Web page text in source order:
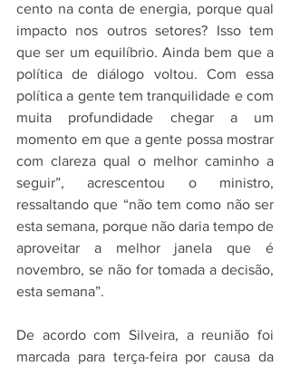
cento na conta de energia, porque qual
impacto nos outros setores? Isso tem
que ser um equilíbrio. Ainda bem que a
política de diálogo voltou. Com essa
política a gente tem tranquilidade e com
muita profundidade chegar a um
momento em que a gente possa mostrar
com clareza qual o melhor caminho a
seguir”, acrescentou o ministro,
ressaltando que “não tem como não ser
esta semana, porque não daria tempo de
aproveitar a melhor janela que é
novembro, se não for tomada a decisão,
esta semana”.
De acordo com Silveira, a reunião foi
marcada para terça-feira por causa da